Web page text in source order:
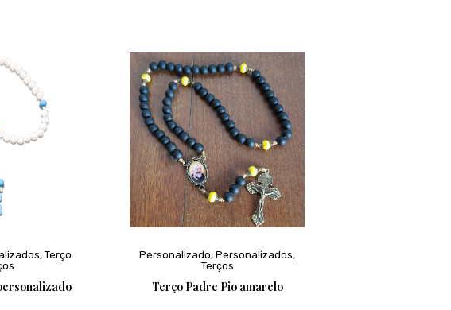
, Terço
Personalizado, Personalizados,
Terços
Terço Padre Pio amarelo